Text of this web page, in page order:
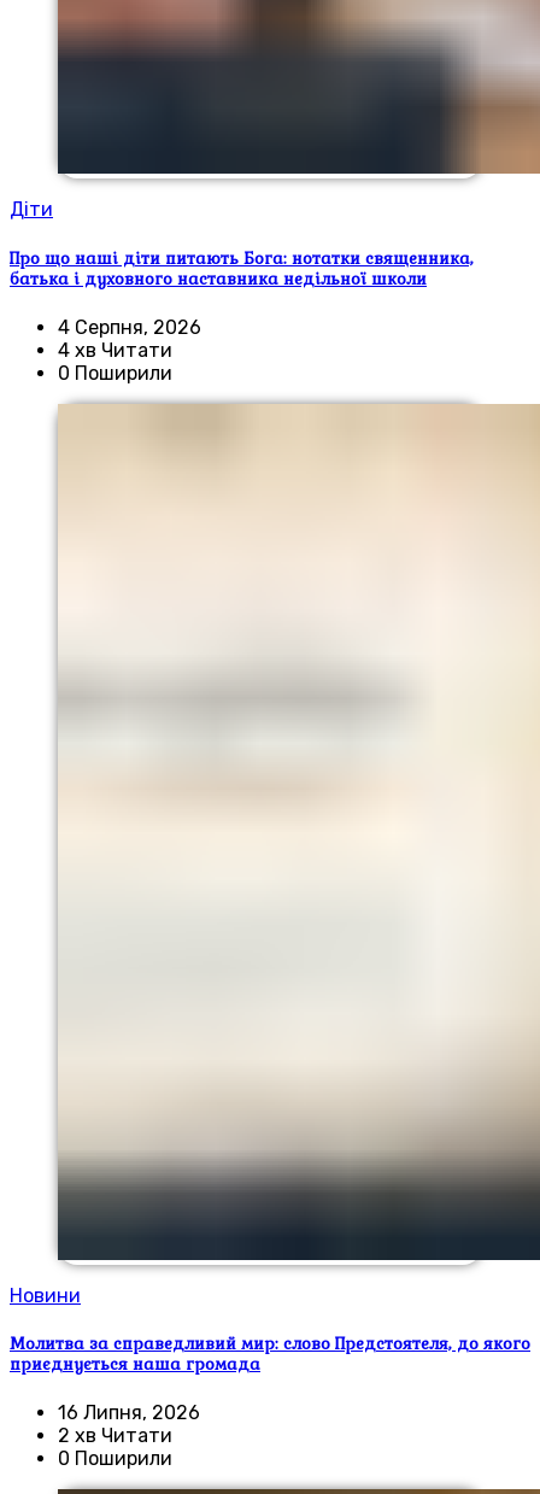
Діти
Про що наші діти питають Бога: нотатки священника,
батька і духовного наставника недільної школи
4 Серпня, 2026
4 хв Читати
0 Поширили
Новини
Молитва за справедливий мир: слово Предстоятеля, до якого
приєднується наша громада
16 Липня, 2026
2 хв Читати
0 Поширили